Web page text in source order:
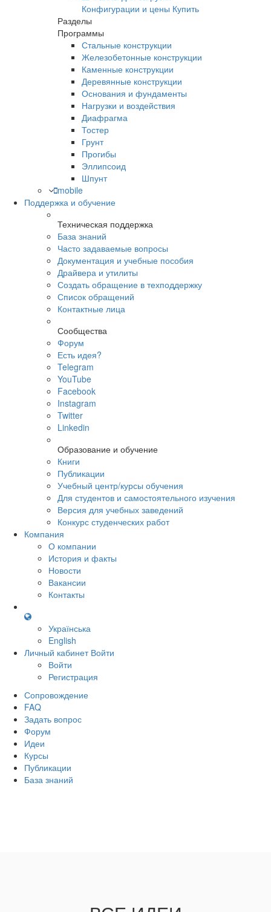
Конфигурации и цены Купить
Разделы
Программы
Стальные конструкции
Железобетонные конструкции
Каменные конструкции
Деревянные конструкции
Основания и фундаменты
Нагрузки и воздействия
Диафрагма
Тостер
Грунт
Прогибы
Эллипсоид
Шпунт
mobile
Поддержка и обучение
Техническая поддержка
База знаний
Часто задаваемые вопросы
Документация и учебные пособия
Драйвера и утилиты
Создать обращение в техподдержку
Список обращений
Контактные лица
Сообщества
Форум
Есть идея?
Telegram
YouTube
Facebook
Instagram
Twitter
Linkedin
Образование и обучение
Книги
Публикации
Учебный центр/курсы обучения
Для студентов и самостоятельного изучения
Версия для учебных заведений
Конкурс студенческих работ
Компания
О компании
История и факты
Новости
Вакансии
Контакты
Українська
English
Личный кабинет Войти
Войти
Регистрация
Сопровождение
FAQ
Задать вопрос
Форум
Идеи
Курсы
Публикации
База знаний